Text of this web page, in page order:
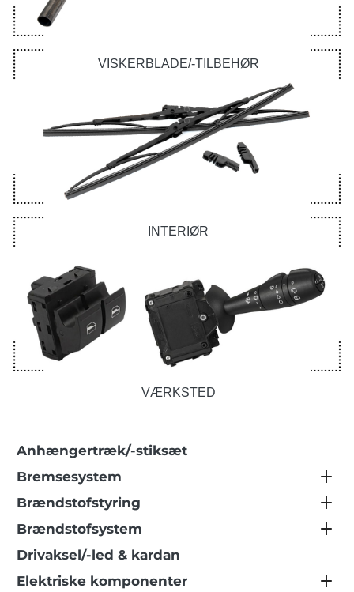
VISKERBLADE/-TILBEHØR
INTERIØR
VÆRKSTED
Anhængertræk/-stiksæt
Bremsesystem
Brændstofstyring
Brændstofsystem
Drivaksel/-led & kardan
Elektriske komponenter